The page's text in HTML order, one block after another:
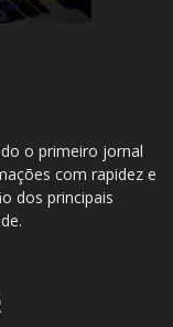
o primeiro jornal
com rapidez e
dos principais